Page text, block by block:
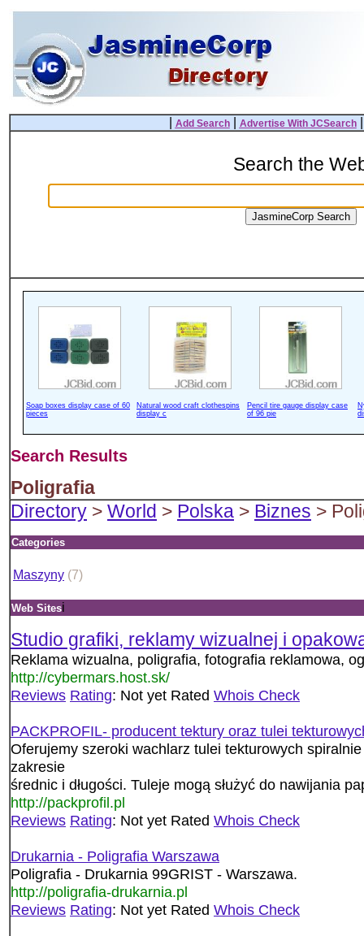
Add Search| Advertise With JCSearch
Search the
Soap boxes display case of 60
pieces
Natural wood craft clothespins
display c
Pencil tire gauge display case
of 96 pie
Search Results
Poligrafia
Directory > World > Polska > Biznes >
Categories
Maszyny (7)
Web Sitesi
Studio grafiki, reklamy wizualnej i
Reklama wizualna, poligrafia, fotografia reklamowa,
http://cybermars.host.sk/
Reviews Rating: Not yet Rated Whois Check
PACKPROFIL- producent tektury oraz tulei
Oferujemy szeroki wachlarz tulei tekturowych
zakresie
średnic i długości. Tuleje mogą służyć do nawijania
http://packprofil.pl
Reviews Rating: Not yet Rated Whois Check
Drukarnia - Poligrafia Warszawa
Poligrafia - Drukarnia 99GRIST - Warszawa.
http://poligrafia-drukarnia.pl
Reviews Rating: Not yet Rated Whois Check